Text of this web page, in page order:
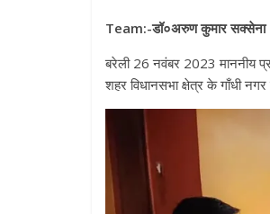
Team:-डॉ०अरुण कुमार सक्सेना
बरेली 26 नवंबर 2023 माननीय
शहर विधानसभा क्षेत्र के गाँधी